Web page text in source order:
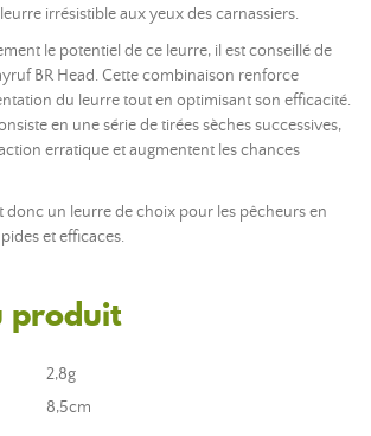
irrésistible aux yeux des carnassiers.
le potentiel de ce leurre, il est conseillé de
BR Head. Cette combinaison renforce
du leurre tout en optimisant son efficacité.
en une série de tirées sèches successives,
erratique et augmentent les chances
donc un leurre de choix pour les pêcheurs en
et efficaces.
produit
2,8g
8,5cm